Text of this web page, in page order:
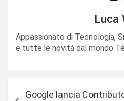
Luca
Appassionato di Tecnologia,
e tutte le novità dal mondo
Google lancia